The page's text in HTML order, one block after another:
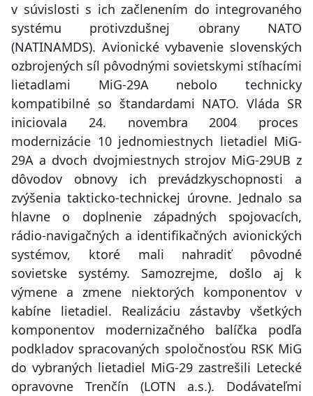
v súvislosti s ich začlenením do integrovaného
systému protivzdušnej obrany NATO
(NATINAMDS). Avionické vybavenie slovenských
ozbrojených síl pôvodnými sovietskymi stíhacími
lietadlami MiG-29A nebolo technicky
kompatibilné so štandardami NATO. Vláda SR
iniciovala 24. novembra 2004 proces
modernizácie 10 jednomiestnych lietadiel MiG-
29A a dvoch dvojmiestnych strojov MiG-29UB z
dôvodov obnovy ich prevádzkyschopnosti a
zvýšenia takticko-technickej úrovne. Jednalo sa
hlavne o doplnenie západných spojovacích,
rádio-navigačných a identifikačných avionických
systémov, ktoré mali nahradiť pôvodné
sovietske systémy. Samozrejme, došlo aj k
výmene a zmene niektorých komponentov v
kabíne lietadiel. Realizáciu zástavby všetkých
komponentov modernizačného balíčka podľa
podkladov spracovaných spoločnosťou RSK MiG
do vybraných lietadiel MiG-29 zastrešili Letecké
opravovne Trenčín (LOTN a.s.). Dodávateľmi